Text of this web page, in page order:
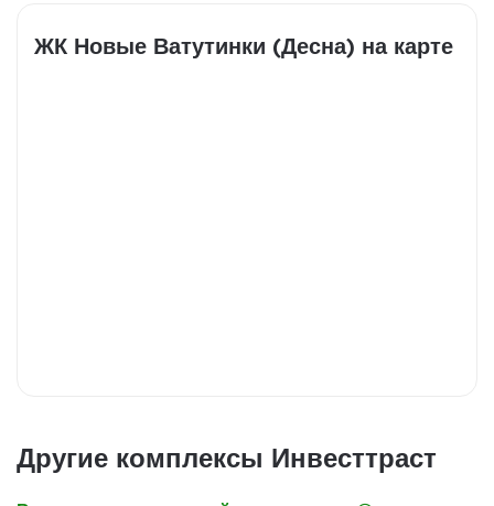
ЖК Новые Ватутинки (Десна) на карте
Другие комплексы Инвесттраст